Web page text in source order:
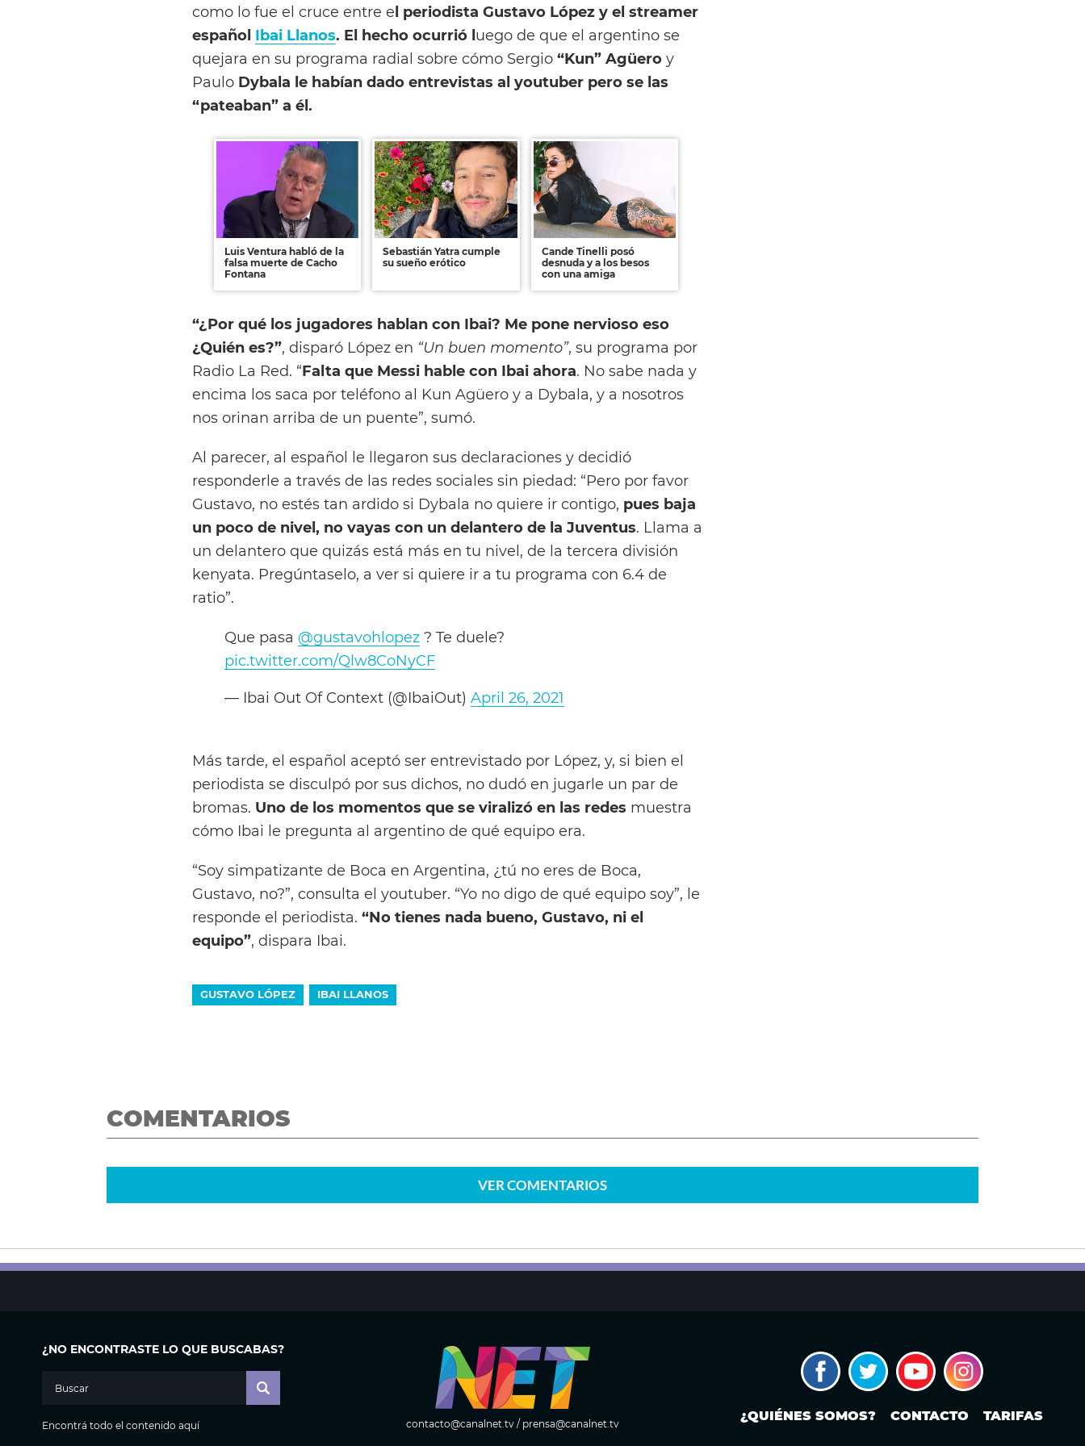
como lo fue el cruce entre el periodista Gustavo López y el streamer
español Ibai Llanos. El hecho ocurrió luego de que el argentino se
quejara en su programa radial sobre cómo Sergio “Kun” Agüero y
Paulo Dybala le habían dado entrevistas al youtuber pero se las
“pateaban” a él.
Luis Ventura habló de la
falsa muerte de Cacho
Fontana
Sebastián Yatra cumple
su sueño erótico
Cande Tinelli posó
desnuda y a los besos
con una amiga
“¿Por qué los jugadores hablan con Ibai? Me pone nervioso eso
¿Quién es?”, disparó López en “Un buen momento”, su programa por
Radio La Red. “Falta que Messi hable con Ibai ahora. No sabe nada y
encima los saca por teléfono al Kun Agüero y a Dybala, y a nosotros
nos orinan arriba de un puente”, sumó.
Al parecer, al español le llegaron sus declaraciones y decidió
responderle a través de las redes sociales sin piedad: “Pero por favor
Gustavo, no estés tan ardido si Dybala no quiere ir contigo, pues baja
un poco de nivel, no vayas con un delantero de la Juventus. Llama a
un delantero que quizás está más en tu nivel, de la tercera división
kenyata. Pregúntaselo, a ver si quiere ir a tu programa con 6.4 de
ratio”.
Que pasa @gustavohlopez ? Te duele?
pic.twitter.com/Qlw8CoNyCF
— Ibai Out Of Context (@IbaiOut) April 26, 2021
Más tarde, el español aceptó ser entrevistado por López, y, si bien el
periodista se disculpó por sus dichos, no dudó en jugarle un par de
bromas. Uno de los momentos que se viralizó en las redes muestra
cómo Ibai le pregunta al argentino de qué equipo era.
“Soy simpatizante de Boca en Argentina, ¿tú no eres de Boca,
Gustavo, no?”, consulta el youtuber. “Yo no digo de qué equipo soy”, le
responde el periodista. “No tienes nada bueno, Gustavo, ni el
equipo”, dispara Ibai.
GUSTAVO LÓPEZ IBAI LLANOS
COMENTARIOS
VERCOMENTARIOS
¿NO ENCONTRASTE LO QUE BUSCABAS?
Encontrá todo el contenido aquí contacto@canalnet.tv/ prensa@canalnet.tv ¿QUIÉNES SOMOS? CONTACTO TARIFAS